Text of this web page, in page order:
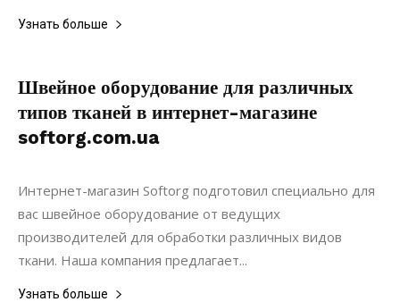
Узнать больше
Швейное оборудование для различных
типов тканей в интернет-магазине
softorg.com.ua
02.05.2019
Интернет-магазин Softorg подготовил специально для
вас швейное оборудование от ведущих
производителей для обработки различных видов
ткани. Наша компания предлагает...
Узнать больше